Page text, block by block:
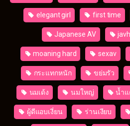
elegant girl first time
Japanese AV
moaning hard sexav
กระแทกหนัก ขย่มรัว
นมเด้ง นมใหญ่ น้ำแ
ผู้ดีแอบเงี่ยน ร่านเงียบ